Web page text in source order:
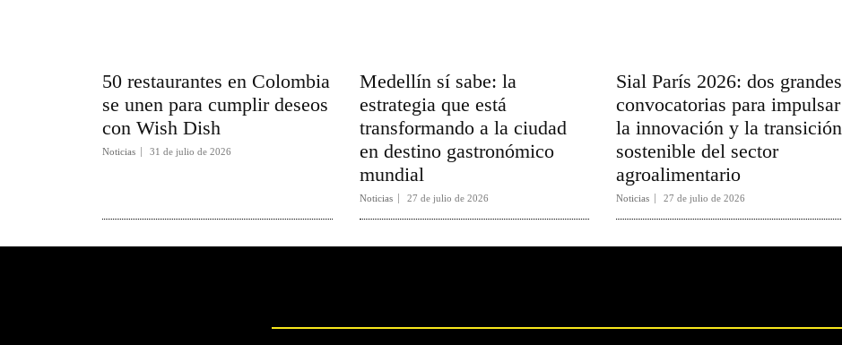
50 restaurantes en Colombia
se unen para cumplir deseos
con Wish Dish
Noticias 31 de julio de 2026
Medellín sí sabe: la
estrategia que está
transformando a la ciudad
en destino gastronómico
mundial
Noticias 27 de julio de 2026
Sial París 2026: dos grandes
convocatorias para impulsar
la innovación y la transición
sostenible del sector
agroalimentario
Noticias 27 de julio de 2026